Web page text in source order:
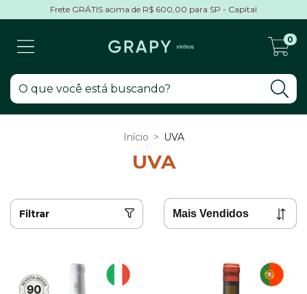
Frete GRÁTIS acima de R$ 600,00 para SP - Capital
0
Início > UVA
UVA
Filtrar